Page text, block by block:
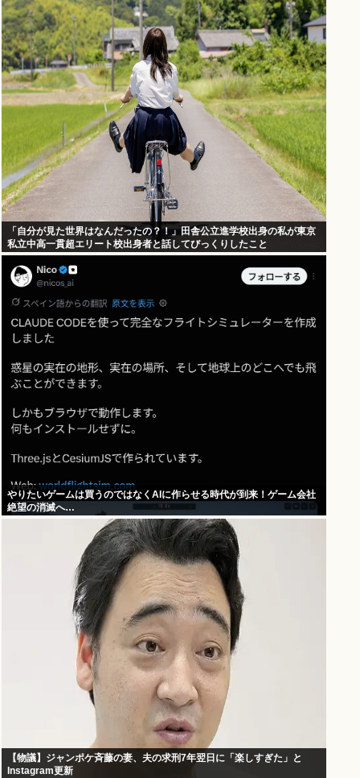
「自分が見た世界はなんだったの？！」田舎公立進学校出身の私が東京
私立中高一貫超エリート校出身者と話してびっくりしたこと
やりたいゲームは買うのではなくAIに作らせる時代が到来！ゲーム会社
絶望の消滅へ…
【物議】ジャンポケ斉藤の妻、夫の求刑7年翌日に「楽しすぎた」と
Instagram更新